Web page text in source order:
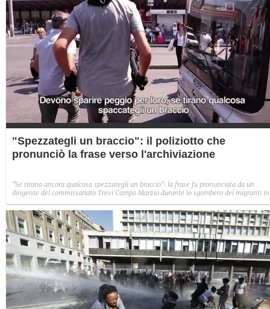
"Spezzategli un braccio": il poliziotto che
pronunciò la frase verso l'archiviazione
"Se tirano ancora qualcosa spezzategli un braccio": la frase fu pronunciata da un
dirigente del commissariato Trevi Campo Marzio durante lo sgombero dei migranti in